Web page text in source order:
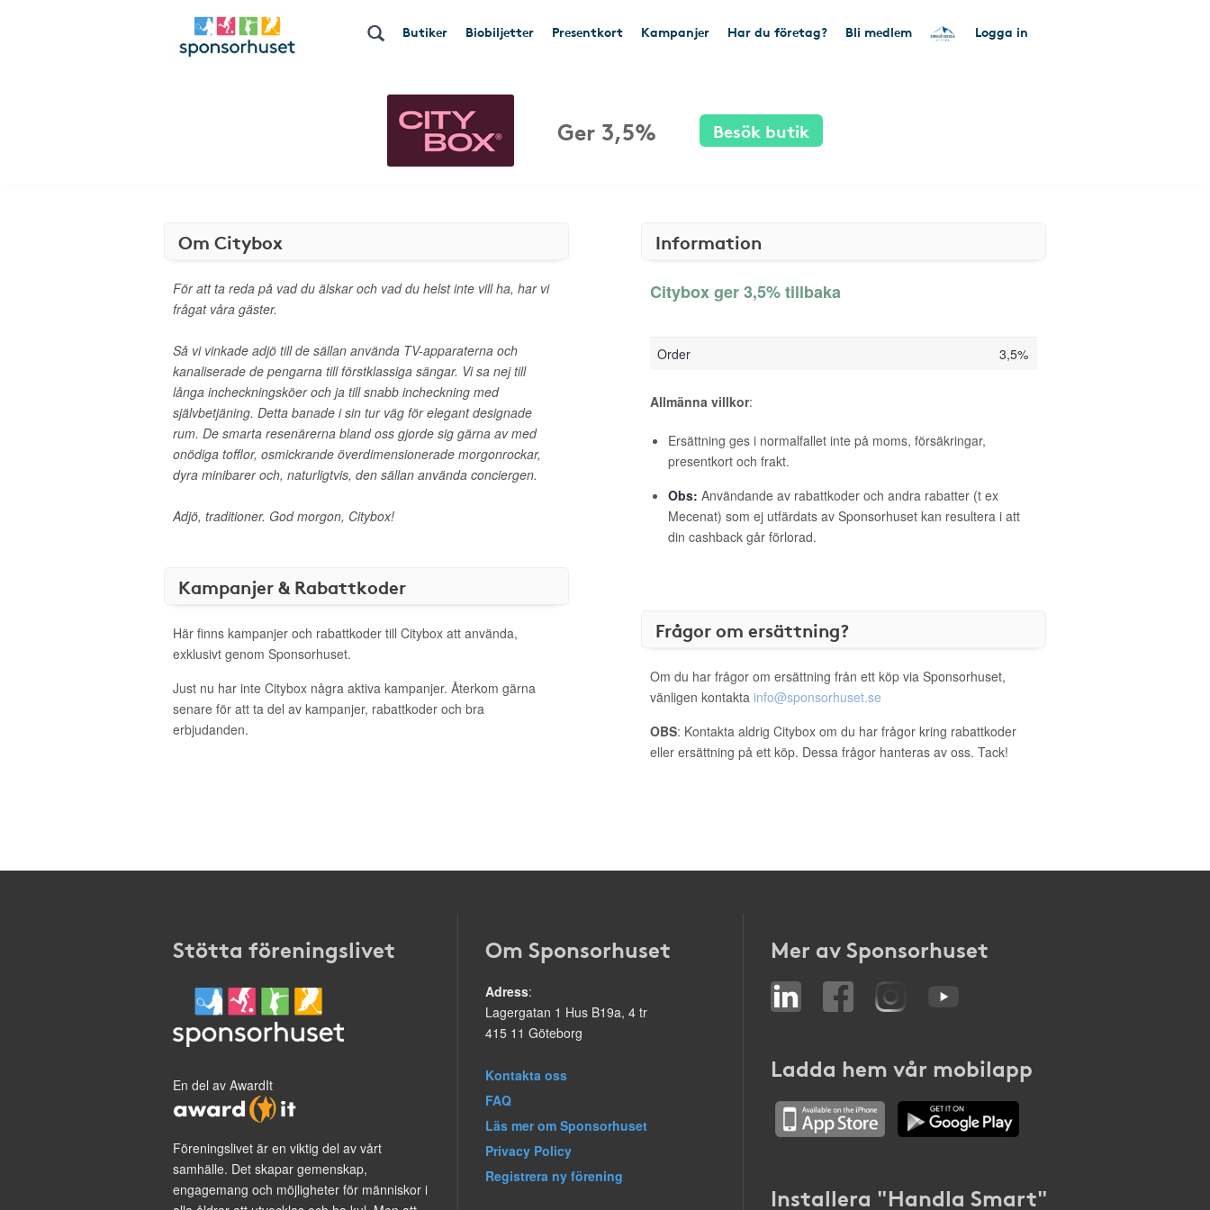
Butiker Biobiljetter Presentkort Kampanjer Har du företag? Bli medlem Logga in
Ger 3,5% Besök butik
Om Citybox
För att ta reda på vad du älskar och vad du helst inte vill ha, har vi
frågat våra gäster.
Så vi vinkade adjö till de sällan använda TV-apparaterna och
kanaliserade de pengarna till förstklassiga sängar. Vi sa nej till
långa incheckningsköer och ja till snabb incheckning med
självbetjäning. Detta banade i sin tur väg för elegant designade
rum. De smarta resenärerna bland oss gjorde sig gärna av med
onödiga tofflor, osmickrande överdimensionerade morgonrockar,
dyra minibarer och, naturligtvis, den sällan använda conciergen.
Adjö, traditioner. God morgon, Citybox!
Kampanjer & Rabattkoder
Här finns kampanjer och rabattkoder till Citybox att använda,
exklusivt genom Sponsorhuset.
Just nu har inte Citybox några aktiva kampanjer. Återkom gärna
senare för att ta del av kampanjer, rabattkoder och bra
erbjudanden.
Information
Citybox ger 3,5% tillbaka
Order 3,5%
Allmänna villkor:
Ersättning ges i normalfallet inte på moms, försäkringar,
presentkort och frakt.
Obs: Användande av rabattkoder och andra rabatter (t ex
Mecenat) som ej utfärdats av Sponsorhuset kan resultera i att
din cashback går förlorad.
Frågor om ersättning?
Om du har frågor om ersättning från ett köp via Sponsorhuset,
vänligen kontakta info@sponsorhuset.se
OBS: Kontakta aldrig Citybox om du har frågor kring rabattkoder
eller ersättning på ett köp. Dessa frågor hanteras av oss. Tack!
Stötta föreningslivet
En del av AwardIt
Föreningslivet är en viktig del av vårt
samhälle. Det skapar gemenskap,
engagemang och möjligheter för människor i
Om Sponsorhuset
Adress:
Lagergatan 1 Hus B19a, 4 tr
415 11 Göteborg
Kontakta oss
FAQ
Läs mer om Sponsorhuset
Privacy Policy
Registrera ny förening
Mer av Sponsorhuset
Ladda hem vår mobilapp
Installera "Handla Smart"